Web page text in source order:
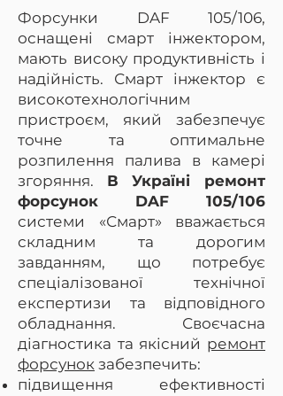
Форсунки DAF 105/106,
оснащені смарт інжектором,
мають високу продуктивність і
надійність. Смарт інжектор є
високотехнологічним
пристроєм, який забезпечує
точне та оптимальне
розпилення палива в камері
згоряння. В Україні ремонт
форсунок DAF 105/106
системи «Смарт» вважається
складним та дорогим
завданням, що потребує
спеціалізованої технічної
експертизи та відповідного
обладнання. Своєчасна
діагностика та якісний ремонт
форсунок забезпечить:
підвищення ефективності